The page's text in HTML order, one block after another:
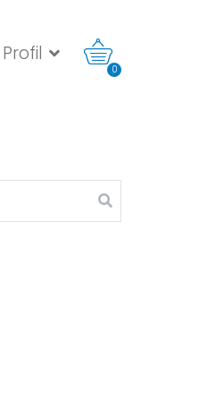
Profil
0